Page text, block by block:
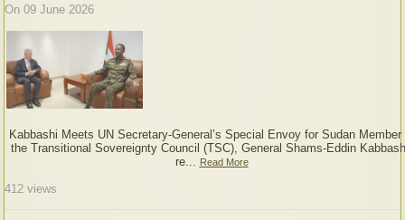
On 09 June 2026
Kabbashi Meets UN Secretary-General’s Special Envoy for Sudan Member
the Transitional Sovereignty Council (TSC), General Shams-Eddin
re... Read More
412 views